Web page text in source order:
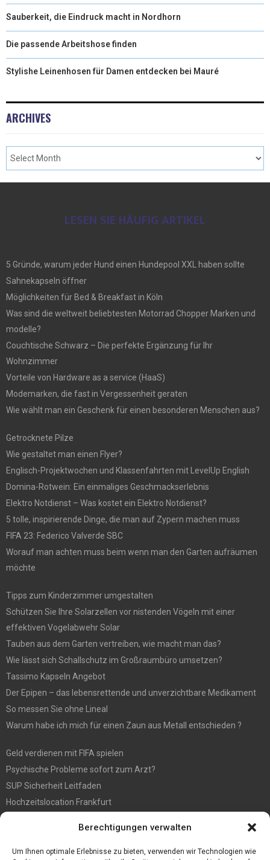
Berechtigungen verwalten
Um Ihnen optimale Erlebnisse zu bieten, verwenden wir Technologien wie
Sauberkeit, die Eindruck macht in Nordhorn
Die passende Arbeitshose finden
Stylishe Leinenhosen für Damen entdecken bei Mauré
ARCHIVES
LESEN SIE HÄUFIG ARTIKEL
5 Gründe, warum jeder Hund einen Hundepool XXL haben sollte
Sahnekapseln öffner
Möglichkeiten für Bed & Breakfast in Köln
Was sind die weltweit beliebtesten Motorrad Chopper Marken und
modelle?
Couchtische Schwarz – Die perfekte Ergänzung für Ihr
Wohnzimmer
Vorteile von Hardware as a service (HaaS)
Modemarken, die fast in Vergessenheit geraten
Wie wählt man ein Geschenk für einen besonderen Menschen aus?
Getrocknete Pilze
Wie gestaltet man einen Flyer?
Englisch-Projektwochen und Klassenfahrten mit LevelUp English
Domina-Rotwein: Ein einmaliges Geschmackserlebnis
Elektro Notdienst – Was kostet ein Elektro Notdienst?
5 tolle, inspirierende Dinge, die man auf Zypern machen muss
FIFA 23: Federico Valverde SBC
Worauf man achten muss beim wenn man den Garten aufräumen
möchte
Tipps zum Kinderzimmer umgestalten
Schützen Sie Ihre Solarzellen vor nistenden Vögeln mit einer
effektiven Vogelabwehr Solar
Tauben aus dem Garten vertreiben, wie macht man das?
Wie lässt sich Schallschutz im Großraumbüro umsetzen?
Tassimo Kapseln Angebot
Der Epipen – das lebensrettende und unverzichtbare Medikament
So messen Sie ohne Lineal
Warum habe ich mich für einen Zaun aus Metall entschieden ?
Geld verdienen mit FIFA spielen
Psychische Probleme sofort zum Arzt?
SUP Sicherheit Leitfaden
Hochzeitslocation Frankfurt
Großer Spaß auf der Kirmes in Bonn!
Bester Oscam- und CCcam-Server für 2021